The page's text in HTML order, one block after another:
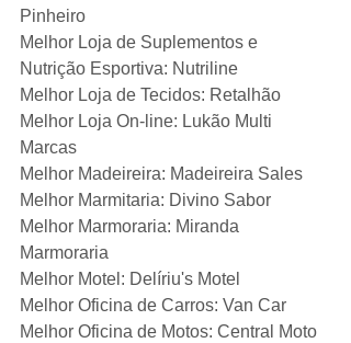
Pinheiro
Melhor Loja de Suplementos e
Nutrição Esportiva: Nutriline
Melhor Loja de Tecidos: Retalhão
Melhor Loja On-line: Lukão Multi
Marcas
Melhor Madeireira: Madeireira Sales
Melhor Marmitaria: Divino Sabor
Melhor Marmoraria: Miranda
Marmoraria
Melhor Motel: Delíriu's Motel
Melhor Oficina de Carros: Van Car
Melhor Oficina de Motos: Central Moto